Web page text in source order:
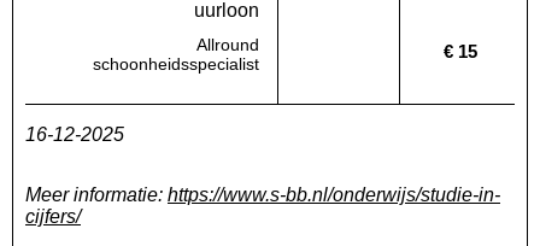
uurloon
Allround
schoonheidsspecialist
Geen waarde bekendLandelijk
€ 15
16-12-2025
Meer informatie: https://www.s-bb.nl/onderwijs/studie-in-
cijfers/